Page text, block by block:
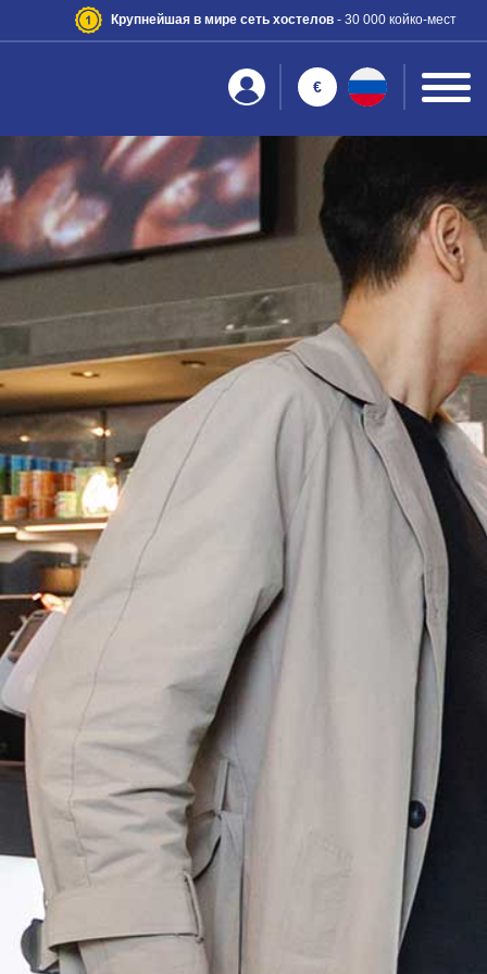
Крупнейшая в мире сеть хостелов- 30 000 койко-мест
€